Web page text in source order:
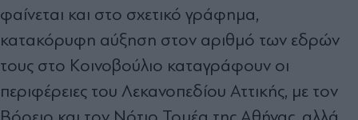
φαίνεται και στο σχετικό γράφηµα,
κατακόρυφη αύξηση στον αριθµό των εδρών
τους στο Κοινοβούλιο καταγράφουν οι
περιφέρειες του Λεκανοπεδίου Αττικής, µε τον